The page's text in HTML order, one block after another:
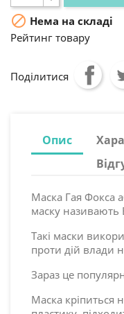
 Нема на складі
Рейтинг товару
Поділитися
Опис
Маска Гая Фокса
маску називають
Такі маски
проти дій влади
Зараз це
Маска кріпиться